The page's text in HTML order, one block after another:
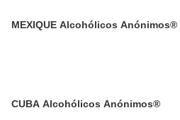
MEXIQUE Alcohólicos Anónimos®
CUBA Alcohólicos Anónimos®